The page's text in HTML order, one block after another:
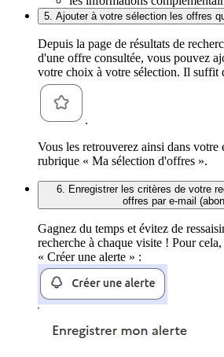
5. Ajouter à votre sélection les offres
Depuis la page de résultats de
d'une offre consultée, vous pouvez
votre choix à votre sélection. Il suffit
.
Vous les retrouverez ainsi dans votre
rubrique « Ma sélection d'offres ».
6. Enregistrer les critères de votre
offres par e-mail
Gagnez du temps et évitez de
recherche à chaque visite ! Pour
« Créer une alerte » :